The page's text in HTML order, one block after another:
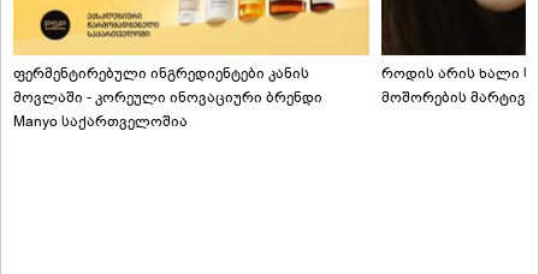
ფერმენტირებული ინგრედიენტები კანის
მოვლაში - კორეული ინოვაციური ბრენდი
Manyo საქართველოშია
როდის არის ხალი
მოშორების